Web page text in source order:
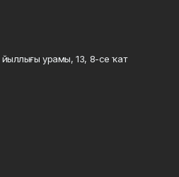
урамы, 13, 8-се ҡат